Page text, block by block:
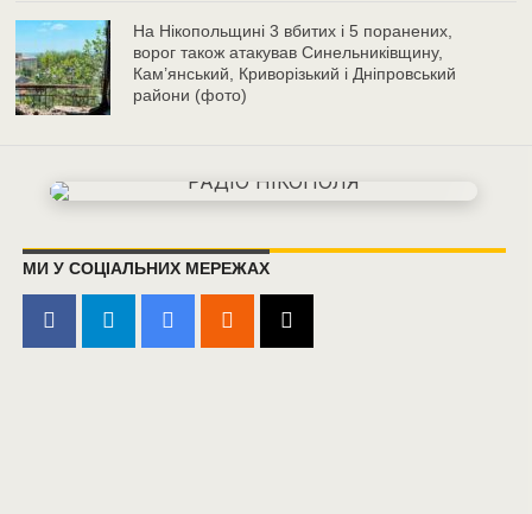
На Нікопольщині 3 вбитих і 5 поранених,
ворог також атакував Синельниківщину,
Кам’янський, Криворізький і Дніпровський
райони (фото)
МИ У СОЦІАЛЬНИХ МЕРЕЖАХ